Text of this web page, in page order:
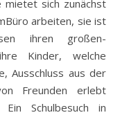
mietet sich zunächst
arbeiten, sie ist
ihren großen-
Kinder, welche
Ausschluss aus der
Freunden erlebt
Schulbesuch in